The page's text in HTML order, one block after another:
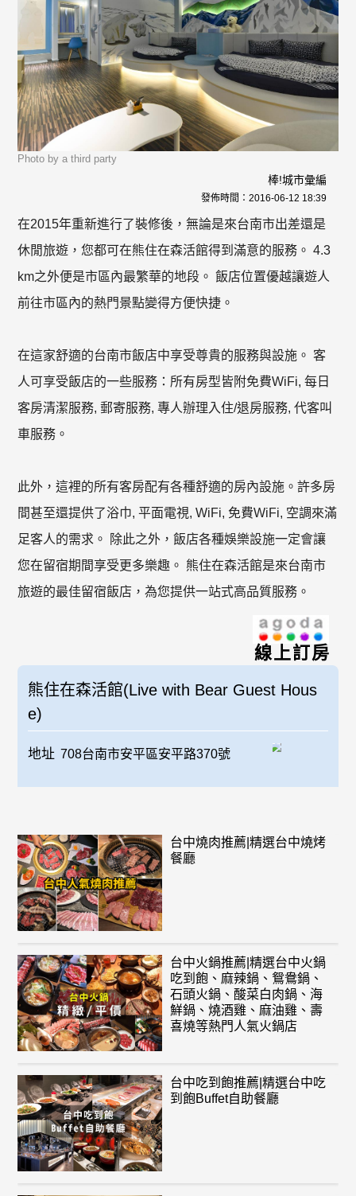
Photo by a third party
棒!城市彙編
發佈時間： 2016-06-12 18:39
在2015年重新進行了裝修後，無論是來台南市出差還是
休閒旅遊，您都可在熊住在森活館得到滿意的服務。 4.3
km之外便是市區內最繁華的地段。 飯店位置優越讓遊人
前往市區內的熱門景點變得方便快捷。
在這家舒適的台南市飯店中享受尊貴的服務與設施。 客
人可享受飯店的一些服務：所有房型皆附免費WiFi, 每日
客房清潔服務, 郵寄服務, 專人辦理入住/退房服務, 代客叫
車服務。
此外，這裡的所有客房配有各種舒適的房內設施。許多房
間甚至還提供了浴巾, 平面電視, WiFi, 免費WiFi, 空調來滿
足客人的需求。 除此之外，飯店各種娛樂設施一定會讓
您在留宿期間享受更多樂趣。 熊住在森活館是來台南市
旅遊的最佳留宿飯店，為您提供一站式高品質服務。
線上訂房
熊住在森活館(Live with Bear Guest Hous
e)
地址 708台南市安平區安平路370號
台中燒肉推薦|精選台中燒烤
餐廳
台中火鍋推薦|精選台中火鍋
吃到飽、麻辣鍋、鴛鴦鍋、
石頭火鍋、酸菜白肉鍋、海
鮮鍋、燒酒雞、麻油雞、壽
喜燒等熱門人氣火鍋店
台中吃到飽推薦|精選台中吃
到飽Buffet自助餐廳